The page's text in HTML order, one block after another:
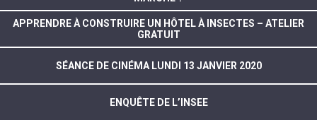
APPRENDRE À CONSTRUIRE UN HÔTEL À INSECTES – ATELIER
GRATUIT
SÉANCE DE CINÉMA LUNDI 13 JANVIER 2020
ENQUÊTE DE L’INSEE